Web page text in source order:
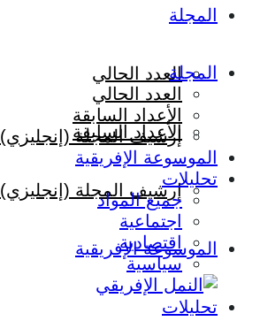
المجلة
العدد الحالي
الأعداد السابقة
إرشيف المجلة (إنجليزي)
الموسوعة الإفريقية
تحليلات
المجلة
العدد الحالي
الأعداد السابقة
إرشيف المجلة (إنجليزي)
الموسوعة الإفريقية
تحليلات
جميع المواد
اجتماعية
اقتصادية
سياسية